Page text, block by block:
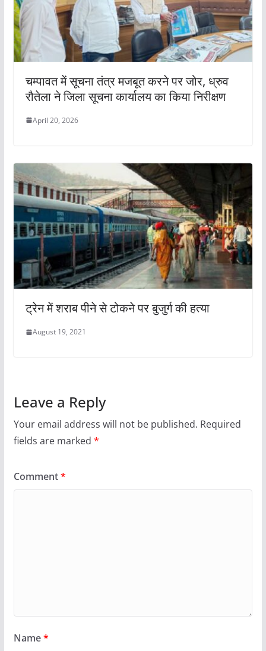
चम्पावत में सूचना तंत्र मजबूत करने पर जोर, ध्रुव
रौतेला ने जिला सूचना कार्यालय का किया निरीक्षण
April 20, 2026
ट्रेन में शराब पीने से टोकने पर बुजुर्ग की हत्या
August 19, 2021
Leave a Reply
Your email address will not be published. Required
fields are marked *
Comment*
Name*